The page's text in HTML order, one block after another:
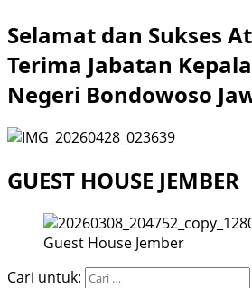
Selamat dan Sukses
Terima Jabatan
Negeri Bondowoso
GUEST HOUSE JEMBER
Guest House Jember
Cari untuk: